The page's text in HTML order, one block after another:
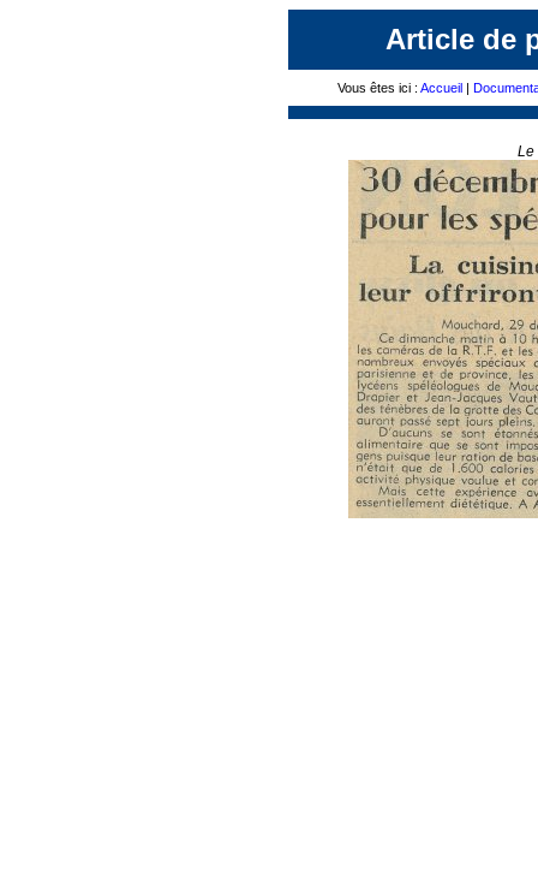
Article de
Vous êtes ici : Accueil |
Le